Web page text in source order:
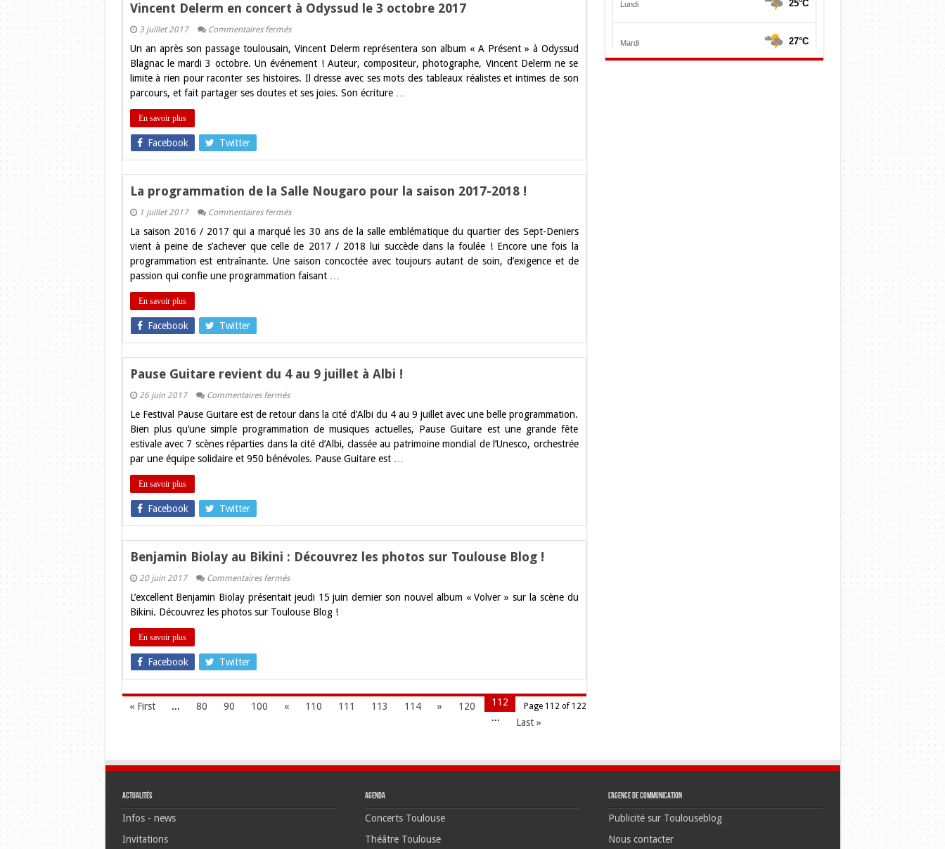
Vincent Delerm en concert à Odyssud le 3 octobre 2017
3 juillet 2017 Commentaires ferméssur
Delerm
concert
à
Odyssud
le
Un an après son passage toulousain, Vincent Delerm représentera son album « A Présent » à Odyssud
Blagnac le mardi 3 octobre. Un événement ! Auteur, compositeur, photographe, Vincent Delerm ne se
limite à rien pour raconter ses histoires. Il dresse avec ses mots des tableaux réalistes et intimes de son
parcours, et fait partager ses doutes et ses joies. Son écriture …
En savoir plus
Facebook Twitter
La programmation de la Salle Nougaro pour la saison 2017-2018 !
1 juillet 2017 Commentaires ferméssur
programmation
de
la
Salle
Nougaro
pour
La saison 2016 / 2017 qui a marqué les 30 ans de la salle emblématique du quartier des Sept-Deniers
vient à peine de s’achever que celle de 2017 / 2018 lui succède dans la foulée ! Encore une fois la
programmation est entraînante. Une saison concoctée avec toujours autant de soin, d’exigence et de
passion qui confie une programmation faisant …
En savoir plus
Facebook Twitter
Pause Guitare revient du 4 au 9 juillet à Albi !
26 juin 2017 Commentaires ferméssur
Guitare
revient
du
4
9
Le Festival Pause Guitare est de retour dans la cité d’Albi du 4 au 9 juillet avec une belle programmation.
Bien plus qu’une simple programmation de musiques actuelles, Pause Guitare est une grande fête
estivale avec 7 scènes réparties dans la cité d’Albi, classée au patrimoine mondial de l’Unesco, orchestrée
par une équipe solidaire et 950 bénévoles. Pause Guitare est …
En savoir plus
Facebook Twitter
Benjamin Biolay au Bikini : Découvrez les photos sur Toulouse Blog !
20 juin 2017 Commentaires ferméssur
Biolay
au
Bikini
!
L’excellent Benjamin Biolay présentait jeudi 15 juin dernier son nouvel album « Volver » sur la scène du
Bikini. Découvrez les photos sur Toulouse Blog !
En savoir plus
Facebook Twitter
Page 112 of 122
« First ... 80 90 100 « 110 111 112
113 114 »
120
...
Last »
Actualités
Infos - news
Invitations
Agenda
Concerts Toulouse
Théâtre Toulouse
L’agence de communication
Publicité sur Toulouseblog
Nous contacter